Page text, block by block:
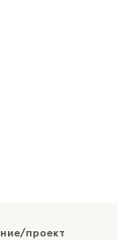
проект